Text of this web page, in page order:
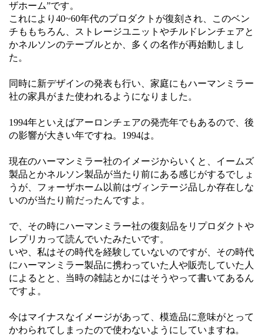
ザホーム”です。
これにより40~60年代のプロダクトが復刻され、このベン
チももちろん、ストレージユニットやチルドレンチェアと
かネルソンのテーブルとか、多くの名作が再始動しまし
た。
同時に新デザインの発表も行い、家庭にもハーマンミラー
社の家具がまた使われるようになりました。
1994年といえばアーロンチェアの発売年でもあるので、後
の影響が大きい年ですね。1994は。
現在のハーマンミラー社のイメージからいくと、イームズ
製品とかネルソン製品が当たり前にある感じがするでしょ
うが、フォーザホーム以前はヴィンテージ品しか存在しな
いのが当たり前だったんですよ。
で、その時にハーマンミラー社の復刻品をリプロダクトや
レプリカって読んでいたみたいです。
いや、私はその時代を経験していないのですが、その時代
にハーマンミラー製品に携わっていた人や販売していた人
によるとと、当時の雑誌とかにはそうやって書いてあるん
ですよ。
今はマイナスなイメージがあって、模造品に意味がとって
かわられてしまったので使わないようにしていますね。